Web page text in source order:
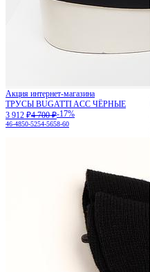
Акция интернет-магазина
ТРУСЫ BUGATTI ACC ЧЁРНЫЕ
3 912 ₽4 700 ₽-17%
46-4850-5254-5658-60